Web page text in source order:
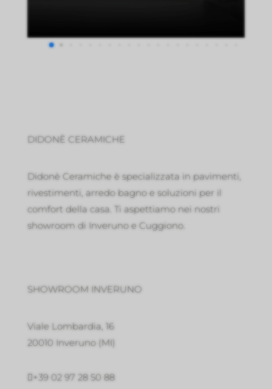
DIDONÈ CERAMICHE
Didonè Ceramiche è specializzata in pavimenti,
rivestimenti, arredo bagno e soluzioni per il
comfort della casa. Ti aspettiamo nei nostri
showroom di Inveruno e Cuggiono.
SHOWROOM INVERUNO
Viale Lombardia, 16
20010 Inveruno(MI)
+39 02 97 28 50 88